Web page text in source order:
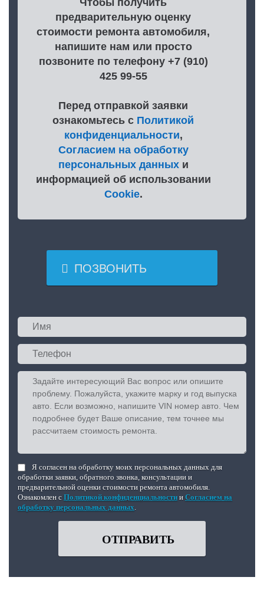
Чтобы получить
предварительную оценку
стоимости ремонта автомобиля,
напишите нам или просто
позвоните по телефону +7 (910)
425 99-55
Перед отправкой заявки
ознакомьтесь с Политикой
конфиденциальности,
Согласием на обработку
персональных данныхи
информацией об использовании
Cookie.
 ПОЗВОНИТЬ
Я согласен на обработку моих персональных данных для
обработки заявки, обратного звонка, консультации и
предварительной оценки стоимости ремонта автомобиля.
Ознакомлен с Политикой конфиденциальности и Согласием на
обработку персональных данных.
ОТПРАВИТЬ